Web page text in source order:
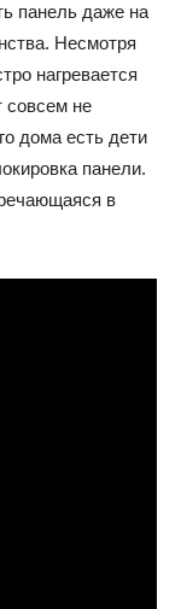
панель даже на
Несмотря
нагревается
совсем не
дома есть дети
панели.
в